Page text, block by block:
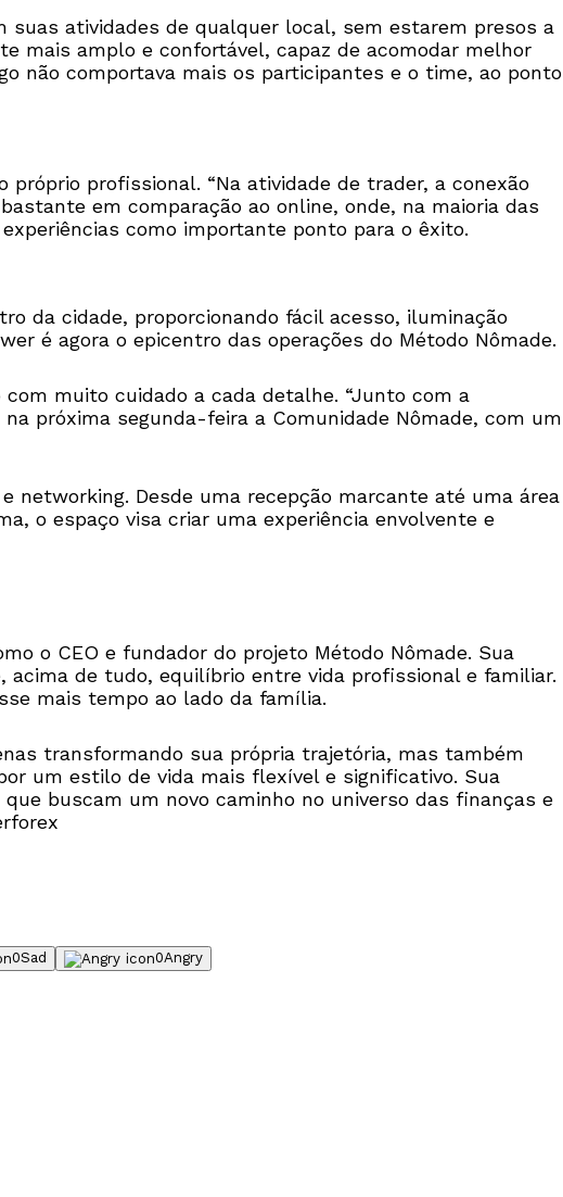
suas atividades de qualquer local, sem estarem presos a
mais amplo e confortável, capaz de acomodar melhor
não comportava mais os participantes e o time, ao ponto
profissional. “Na atividade de trader, a conexão
em comparação ao online, onde, na maioria das
como importante ponto para o êxito.
da cidade, proporcionando fácil acesso, iluminação
é agora o epicentro das operações do Método Nômade.
muito cuidado a cada detalhe. “Junto com a
próxima segunda-feira a Comunidade Nômade, com um
networking. Desde uma recepção marcante até uma área
o espaço visa criar uma experiência envolvente e
o CEO e fundador do projeto Método Nômade. Sua
de tudo, equilíbrio entre vida profissional e familiar.
mais tempo ao lado da família.
transformando sua própria trajetória, mas também
um estilo de vida mais flexível e significativo. Sua
buscam um novo caminho no universo das finanças e
0Sad 0Angry